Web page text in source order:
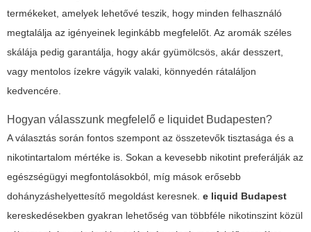
termékeket, amelyek lehetővé teszik, hogy minden felhasználó
megtalálja az igényeinek leginkább megfelelőt. Az aromák széles
skálája pedig garantálja, hogy akár gyümölcsös, akár desszert,
vagy mentolos ízekre vágyik valaki, könnyedén rátaláljon
kedvencére.
Hogyan válasszunk megfelelő e liquidet Budapesten?
A választás során fontos szempont az összetevők tisztasága és a
nikotintartalom mértéke is. Sokan a kevesebb nikotint preferálják az
egészségügyi megfontolásokból, míg mások erősebb
dohányzáshelyettesítő megoldást keresnek. e liquid Budapest
kereskedésekben gyakran lehetőség van többféle nikotinszint közül